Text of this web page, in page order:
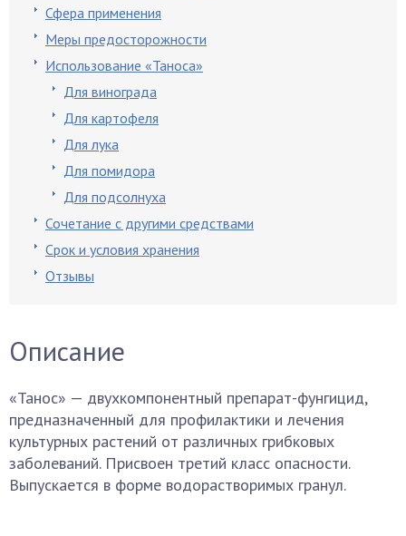
Сфера применения
Меры предосторожности
Использование «Таноса»
Для винограда
Для картофеля
Для лука
Для помидора
Для подсолнуха
Сочетание с другими средствами
Срок и условия хранения
Отзывы
Описание
«Танос» — двухкомпонентный препарат-фунгицид,
предназначенный для профилактики и лечения
культурных растений от различных грибковых
заболеваний. Присвоен третий класс опасности.
Выпускается в форме водорастворимых гранул.